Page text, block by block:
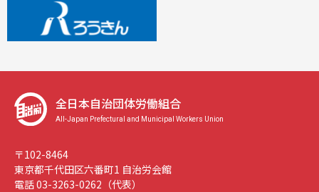
全日本自治団体労働組合
All-Japan Prefectural and Municipal Workers Union
〒102-8464
東京都千代田区六番町1 自治労会館
電話 03-3263-0262（代表）